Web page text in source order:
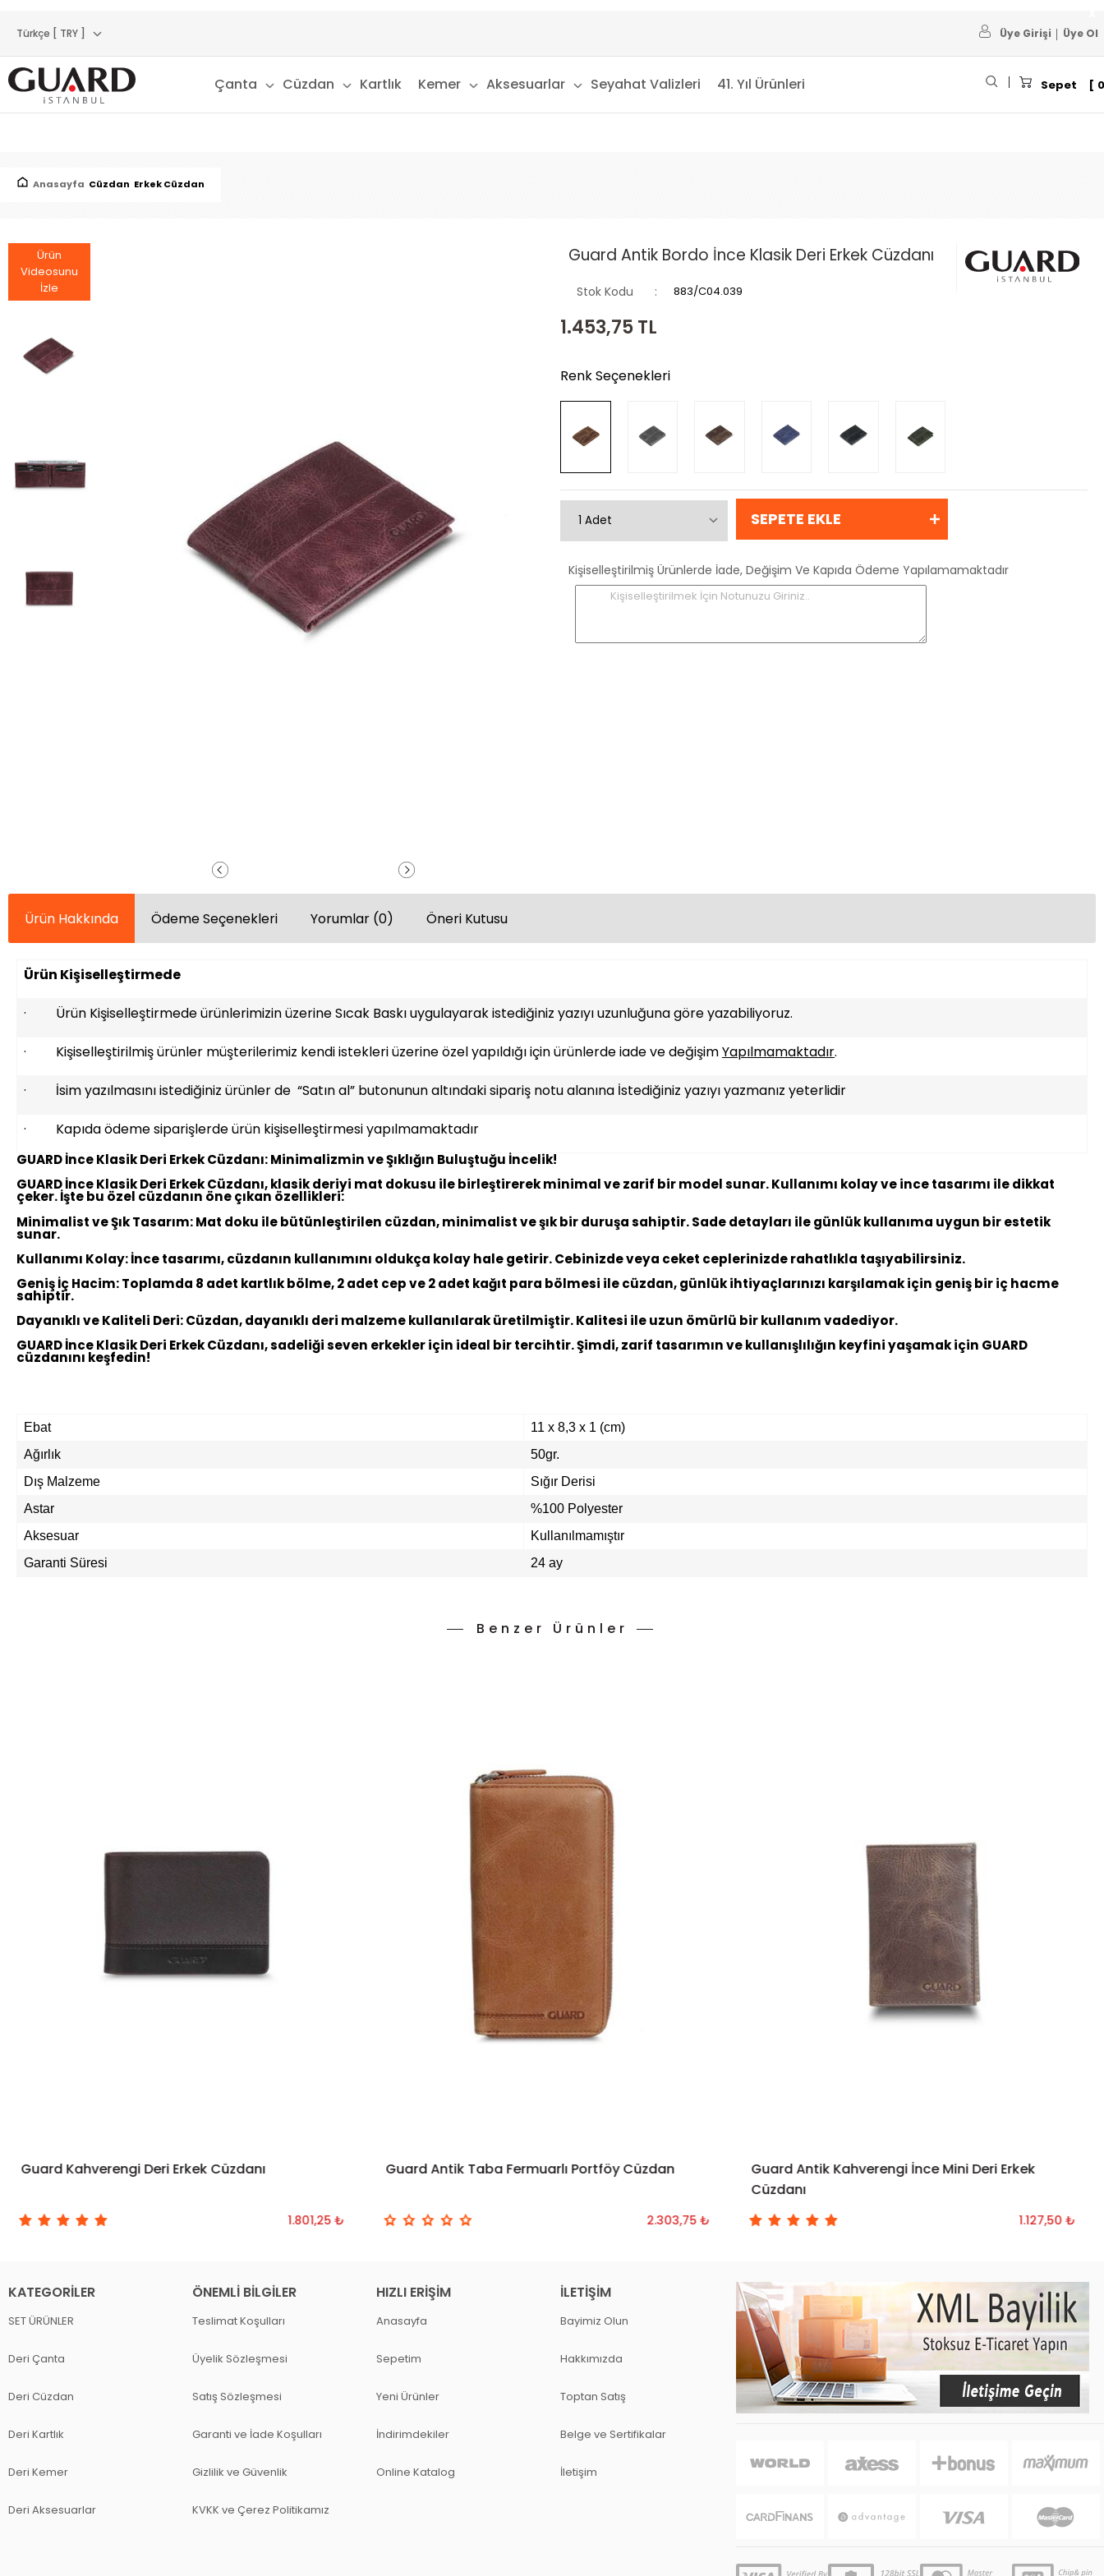
Türkçe [ TRY ] Üye Girişi Üye Ol
Çanta Cüzdan Kartlık Kemer Aksesuarlar Seyahat Valizleri 41. Yıl Ürünleri Sepet 0
Anasayfa Cüzdan Erkek Cüzdan
Ürün
Videosunu
İzle
Guard Antik Bordo İnce Klasik Deri Erkek Cüzdanı
Stok Kodu 883/C04.039
1.453,75 TL
Renk Seçenekleri
SEPETE EKLE
Kişiselleştirilmiş Ürünlerde İade, Değişim Ve Kapıda Ödeme Yapılamamaktadır
Kişiselleştirilmek İçin Notunuzu Giriniz..
Ürün Hakkında Ödeme Seçenekleri Yorumlar (0) Öneri Kutusu
Ürün Kişiselleştirmede
· Ürün Kişiselleştirmede ürünlerimizin üzerine Sıcak Baskı uygulayarak istediğiniz yazıyı uzunluğuna göre yazabiliyoruz.
· Kişiselleştirilmiş ürünler müşterilerimiz kendi istekleri üzerine özel yapıldığı için ürünlerde iade ve değişimYapılmamaktadır.
· İsim yazılmasını istediğiniz ürünler de “Satın al” butonunun altındaki sipariş notu alanına İstediğiniz yazıyı yazmanız yeterlidir
· Kapıda ödeme siparişlerde ürün kişiselleştirmesi yapılmamaktadır
GUARD İnce Klasik Deri Erkek Cüzdanı: Minimalizmin ve Şıklığın Buluştuğu İncelik!
GUARD İnce Klasik Deri Erkek Cüzdanı, klasik deriyi mat dokusu ile birleştirerek minimal ve zarif bir model sunar. Kullanımı kolay ve ince tasarımı ile dikkat
çeker. İşte bu özel cüzdanın öne çıkan özellikleri:
Minimalist ve Şık Tasarım:Mat doku ile bütünleştirilen cüzdan, minimalist ve şık bir duruşa sahiptir. Sade detayları ile günlük kullanıma uygun bir estetik
sunar.
Kullanımı Kolay:İnce tasarımı, cüzdanın kullanımını oldukça kolay hale getirir. Cebinizde veya ceket ceplerinizde rahatlıkla taşıyabilirsiniz.
Geniş İç Hacim:Toplamda 8 adet kartlık bölme, 2 adet cep ve 2 adet kağıt para bölmesi ile cüzdan, günlük ihtiyaçlarınızı karşılamak için geniş bir iç hacme
sahiptir.
Dayanıklı ve Kaliteli Deri:Cüzdan, dayanıklı deri malzeme kullanılarak üretilmiştir. Kalitesi ile uzun ömürlü bir kullanım vadediyor.
GUARD İnce Klasik Deri Erkek Cüzdanı, sadeliği seven erkekler için ideal bir tercihtir. Şimdi, zarif tasarımın ve kullanışlılığın keyfini yaşamak için GUARD
cüzdanını keşfedin!
Ebat
11 x 8,3 x 1 (cm)
Ağırlık
50gr.
Dış Malzeme
Sığır Derisi
Astar
%100 Polyester
Aksesuar
Kullanılmamıştır
Garanti Süresi
24 ay
Benzer Ürünler
SEPETE EKLE
Guard Kahverengi Deri Erkek Cüzdanı
1.801,25 ₺
SEPETE EKLE
Guard Antik Taba Fermuarlı Portföy Cüzdan
2.303,75 ₺
SEPETE EKLE
Guard Antik Kahverengi İnce Mini Deri Erkek
Cüzdanı
1.127,50 ₺
KATEGORILER
SET ÜRÜNLER
Deri Çanta
Deri Cüzdan
Deri Kartlık
Deri Kemer
Deri Aksesuarlar
ÖNEMLI BILGILER
Teslimat Koşulları
Üyelik Sözleşmesi
Satış Sözleşmesi
Garanti ve İade Koşulları
Gizlilik ve Güvenlik
KVKK ve Çerez Politikamız
HIZLI ERIŞIM
Anasayfa
Sepetim
Yeni Ürünler
İndirimdekiler
Online Katalog
İLETIŞIM
Bayimiz Olun
Hakkımızda
Toptan Satış
Belge ve Sertifikalar
İletişim